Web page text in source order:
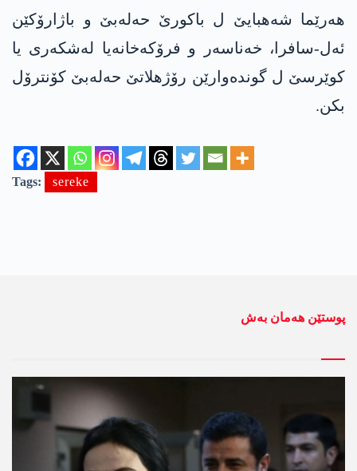
ھەرێما شەھبایێ ل باکورێ حەلەبێ و باژارۆکێن
ئەل-سافرا، خەناسەر و فرۆکەخانەیا لەشکەری یا
کوێرسێ ل گوندەوارێن رۆژھلاتێ حەلەبێ کۆنترۆل
بکن.
Tags: sereke
پوستێن ھەمان بەش